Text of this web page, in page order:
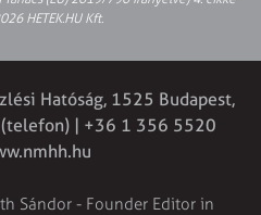
HETEK.HU Kft.
Hatóság, 1525 Budapest,
| +36 1 356 5520
Sándor - Founder Editor in